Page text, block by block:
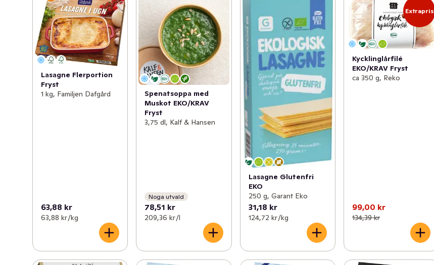
Lasagne Flerportion
Fryst
1 kg, Familjen Dafgård
63,88 kr
63,88 kr /kg
Spenatsoppa med
Muskot EKO/KRAV
Fryst
3,75 dl, Kalf & Hansen
Noga utvald
78,51 kr
209,36 kr /l
Lasagne Glutenfri
EKO
250 g, Garant Eko
31,18 kr
124,72 kr /kg
Extrapris
Kycklinglårfilé
EKO/KRAV Fryst
ca 350 g, Reko
99,00 kr
134,39 kr